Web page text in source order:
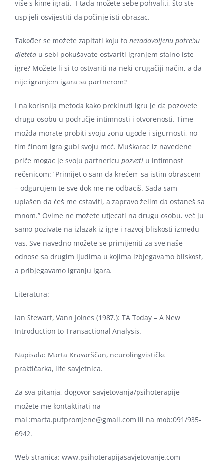
više s kime igrati. I tada možete sebe pohvaliti, što ste
uspijeli osvijestiti da počinje isti obrazac.
Također se možete zapitati koju to nezadovoljenu potrebu
djeteta u sebi pokušavate ostvariti igranjem stalno iste
igre? Možete li si to ostvariti na neki drugačiji način, a da
nije igranjem igara sa partnerom?
I najkorisnija metoda kako prekinuti igru je da pozovete
drugu osobu u područje intimnosti i otvorenosti. Time
možda morate probiti svoju zonu ugode i sigurnosti, no
tim činom igra gubi svoju moć. Muškarac iz navedene
priče mogao je svoju partnericu pozvati u intimnost
rečenicom: “Primijetio sam da krećem sa istim obrascem
– odgurujem te sve dok me ne odbaciš. Sada sam
uplašen da ćeš me ostaviti, a zapravo želim da ostaneš sa
mnom.” Ovime ne možete utjecati na drugu osobu, već ju
samo pozivate na izlazak iz igre i razvoj bliskosti između
vas. Sve navedno možete se primijeniti za sve naše
odnose sa drugim ljudima u kojima izbjegavamo bliskost,
a pribjegavamo igranju igara.
Literatura:
Ian Stewart, Vann Joines (1987.): TA Today – A New
Introduction to Transactional Analysis.
Napisala: Marta Kravarščan, neurolingvistička
praktičarka, life savjetnica.
Za sva pitanja, dogovor savjetovanja/psihoterapije
možete me kontaktirati na
mail:marta.putpromjene@gmail.com ili na mob:091/935-
6942.
Web stranica: www.psihoterapijasavjetovanje.com